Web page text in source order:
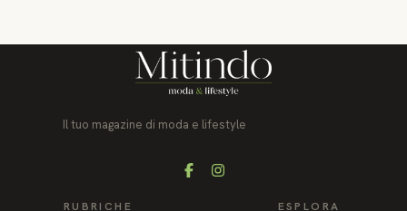
Il tuo magazine di moda e lifestyle
FacebookInstagram
RUBRICHE ESPLORA